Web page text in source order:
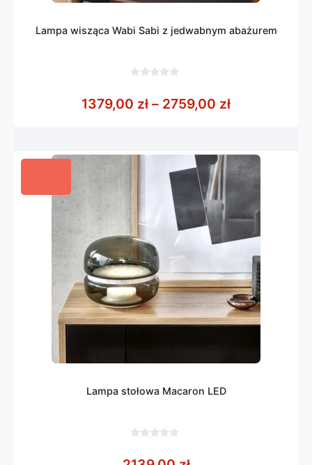
Lampa wisząca Wabi Sabi z jedwabnym abażurem
5
1379,00 zł – 2759,00 złZakres cen:
Lampa stołowa Macaron LED